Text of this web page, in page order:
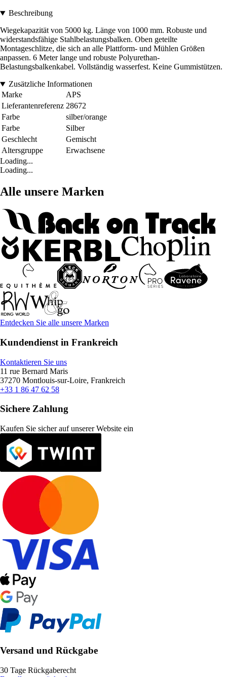
Beschreibung
Wiegekapazität von 5000 kg. Länge von 1000 mm. Robuste und
widerstandsfähige Stahlbelastungsbalken. Oben geteilte
Montageschlitze, die sich an alle Plattform- und Mühlen Größen
anpassen. 6 Meter lange und robuste Polyurethan-
Belastungsbalkenkabel. Vollständig wasserfest. Keine Gummistützen.
Zusätzliche Informationen
Marke
APS
Lieferantenreferenz 28672
Farbe
silber/orange
Farbe
Silber
Geschlecht
Gemischt
Altersgruppe
Erwachsene
Loading...
Loading...
Alle unsere Marken
Entdecken Sie alle unsere Marken
Kundendienst in Frankreich
Kontaktieren Sie uns
11 rue Bernard Maris
37270 Montlouis-sur-Loire, Frankreich
+33 1 86 47 62 58
Sichere Zahlung
Kaufen Sie sicher auf unserer Website ein
Versand und Rückgabe
30 Tage Rückgaberecht